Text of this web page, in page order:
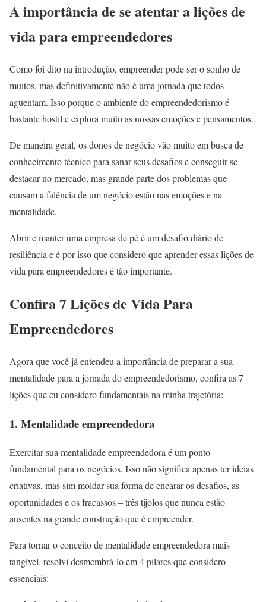
A importância de se atentar a lições de
vida para empreendedores
Como foi dito na introdução, empreender pode ser o sonho de
muitos, mas definitivamente não é uma jornada que todos
aguentam. Isso porque o ambiente do empreendedorismo é
bastante hostil e explora muito as nossas emoções e pensamentos.
De maneira geral, os donos de negócio vão muito em busca de
conhecimento técnico para sanar seus desafios e conseguir se
destacar no mercado, mas grande parte dos problemas que
causam a falência de um negócio estão nas emoções e na
mentalidade.
Abrir e manter uma empresa de pé é um desafio diário de
resiliência e é por isso que considero que aprender essas lições de
vida para empreendedores é tão importante.
Confira 7 Lições de Vida Para
Empreendedores
Agora que você já entendeu a importância de preparar a sua
mentalidade para a jornada do empreendedorismo, confira as 7
lições que eu considero fundamentais na minha trajetória:
1. Mentalidade empreendedora
Exercitar sua mentalidade empreendedora é um ponto
fundamental para os negócios. Isso não significa apenas ter ideias
criativas, mas sim moldar sua forma de encarar os desafios, as
oportunidades e os fracassos – três tijolos que nunca estão
ausentes na grande construção que é empreender.
Para tornar o conceito de mentalidade empreendedora mais
tangível, resolvi desmembrá-lo em 4 pilares que considero
essenciais: